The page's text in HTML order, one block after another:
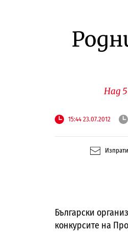
Над
15:44 23.07.2012
Изпрати
Български
конкурсите на